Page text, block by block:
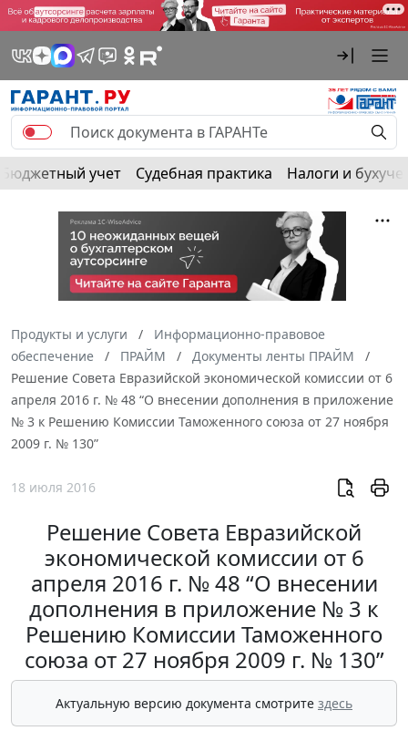
Бюджетный учет Судебная практика Налоги и
Продукты и услуги
Информационно-правовое
обеспечение
ПРАЙМ
Документы ленты ПРАЙМ
Решение Совета Евразийской экономической комиссии от 6
апреля 2016 г. № 48 “О внесении дополнения в приложение
№ 3 к Решению Комиссии Таможенного союза от 27 ноября
2009 г. № 130”
18 июля 2016
Решение Совета Евразийской
экономической комиссии от 6
апреля 2016 г. № 48 “О внесении
дополнения в приложение № 3 к
Решению Комиссии Таможенного
союза от 27 ноября 2009 г. № 130”
Актуальную версию документа смотрите здесь